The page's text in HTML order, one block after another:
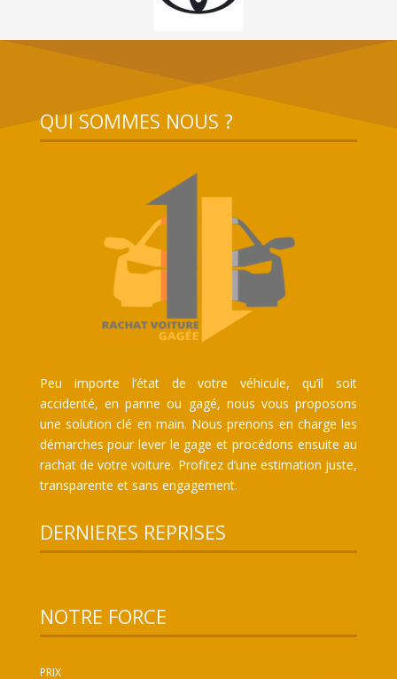
QUI SOMMES NOUS ?
Peu importe l’état de votre véhicule, qu’il soit
accidenté, en panne ou gagé, nous vous proposons
une solution clé en main. Nous prenons en charge les
démarches pour lever le gage et procédons ensuite au
rachat de votre voiture. Profitez d’une estimation juste,
transparente et sans engagement.
DERNIERES REPRISES
NOTRE FORCE
PRIX